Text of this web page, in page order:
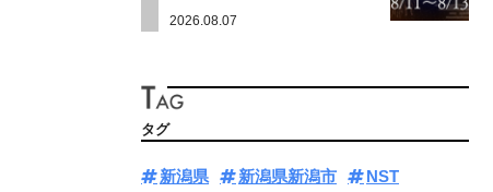
2026.08.07
タグ
新潟県 新潟県新潟市
NST